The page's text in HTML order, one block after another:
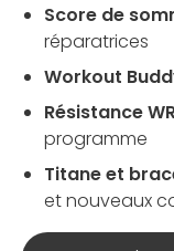
Score de
réparatrices
Workout
Résistance
programme
Titane et
et nouveaux